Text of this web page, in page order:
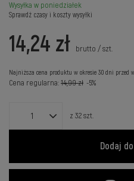
Wysyłka w poniedziałek
Sprawdź czasy i koszty wysyłki
14,24 zł brutto /szt.
Najniższa cena produktu w okresie 30 dni przed
Cena regularna:14,99 zł -5%
z 32szt.
Dodaj